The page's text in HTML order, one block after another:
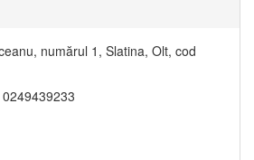
numărul 1, Slatina, Olt, cod